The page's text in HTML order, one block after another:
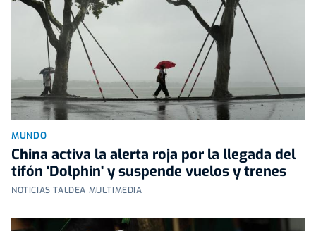
MUNDO
China activa la alerta roja por la llegada del
tifón 'Dolphin' y suspende vuelos y trenes
NOTICIAS TALDEA MULTIMEDIA